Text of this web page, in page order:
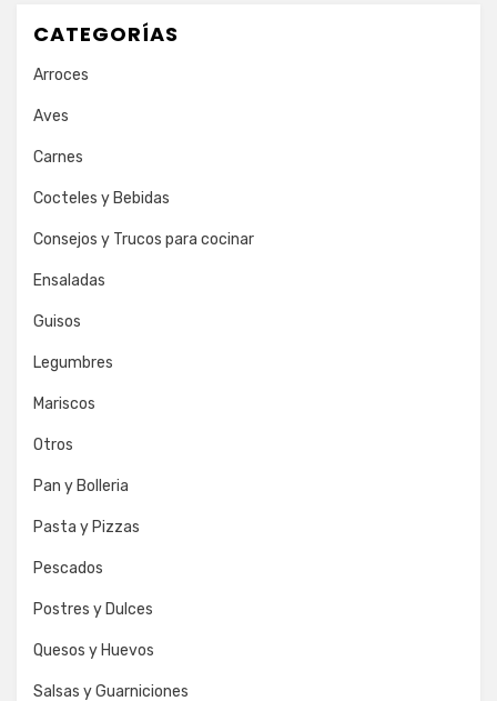
CATEGORÍAS
Arroces
Aves
Carnes
Cocteles y Bebidas
Consejos y Trucos para cocinar
Ensaladas
Guisos
Legumbres
Mariscos
Otros
Pan y Bolleria
Pasta y Pizzas
Pescados
Postres y Dulces
Quesos y Huevos
Salsas y Guarniciones